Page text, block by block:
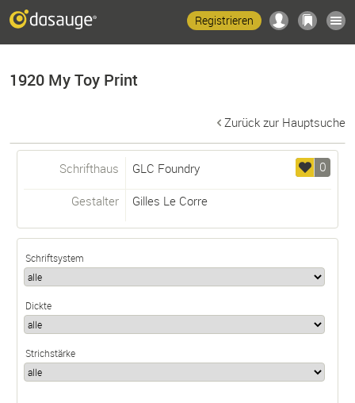
Registrieren
1920 My Toy Print
Zurück zur Hauptsuche
0
Schrifthaus GLC Foundry
Gestalter Gilles Le Corre
Schriftsystem
Dickte
Strichstärke